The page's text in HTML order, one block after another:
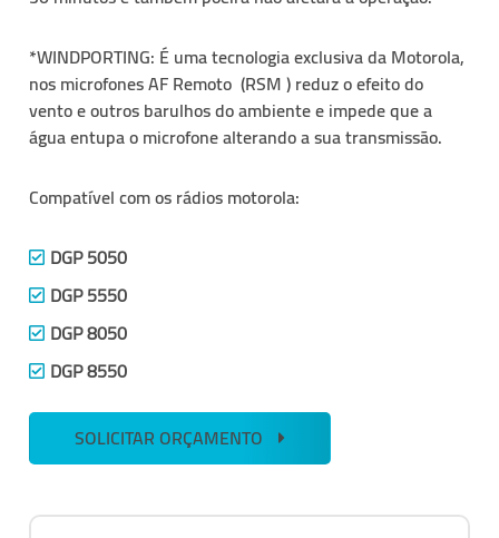
*WINDPORTING: É uma tecnologia exclusiva da Motorola,
nos microfones AF Remoto (RSM ) reduz o efeito do
vento e outros barulhos do ambiente e impede que a
água entupa o microfone alterando a sua transmissão.
Compatível com os rádios motorola:
DGP 5050
DGP 5550
DGP 8050
DGP 8550
SOLICITAR ORÇAMENTO